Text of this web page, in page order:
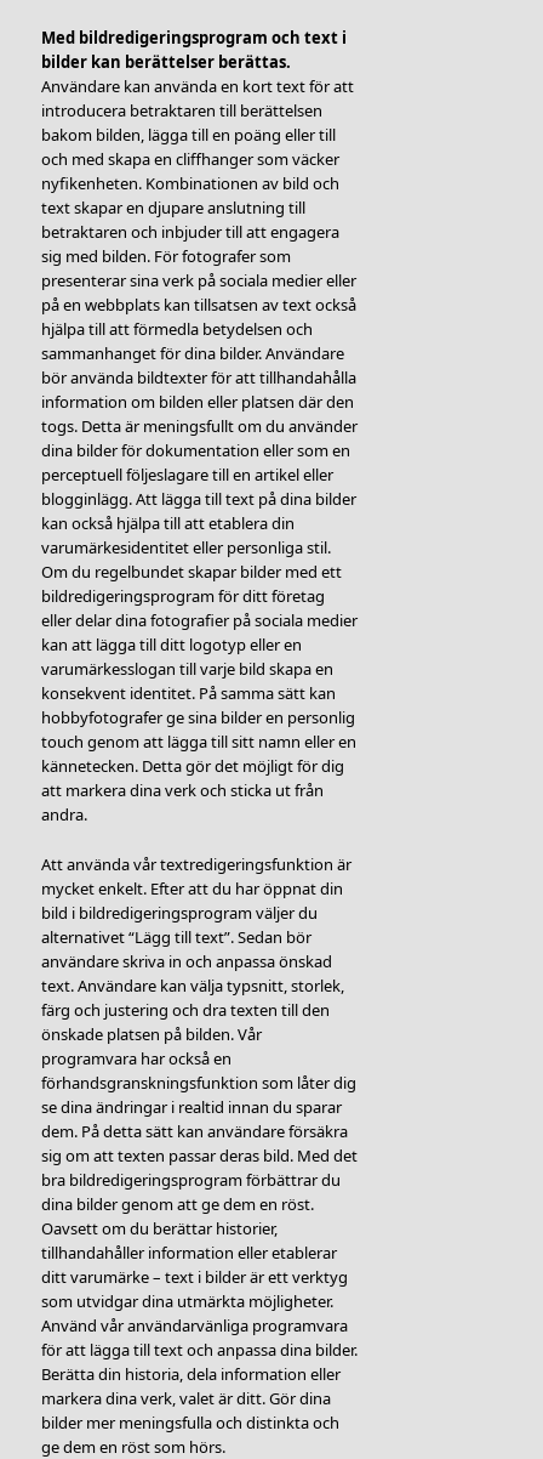
Med bildredigeringsprogram och text i
bilder kan berättelser berättas.
Användare kan använda en kort text för att
introducera betraktaren till berättelsen
bakom bilden, lägga till en poäng eller till
och med skapa en cliffhanger som väcker
nyfikenheten. Kombinationen av bild och
text skapar en djupare anslutning till
betraktaren och inbjuder till att engagera
sig med bilden. För fotografer som
presenterar sina verk på sociala medier eller
på en webbplats kan tillsatsen av text också
hjälpa till att förmedla betydelsen och
sammanhanget för dina bilder. Användare
bör använda bildtexter för att tillhandahålla
information om bilden eller platsen där den
togs. Detta är meningsfullt om du använder
dina bilder för dokumentation eller som en
perceptuell följeslagare till en artikel eller
blogginlägg. Att lägga till text på dina bilder
kan också hjälpa till att etablera din
varumärkesidentitet eller personliga stil.
Om du regelbundet skapar bilder med ett
bildredigeringsprogram för ditt företag
eller delar dina fotografier på sociala medier
kan att lägga till ditt logotyp eller en
varumärkesslogan till varje bild skapa en
konsekvent identitet. På samma sätt kan
hobbyfotografer ge sina bilder en personlig
touch genom att lägga till sitt namn eller en
kännetecken. Detta gör det möjligt för dig
att markera dina verk och sticka ut från
andra.
Att använda vår textredigeringsfunktion är
mycket enkelt. Efter att du har öppnat din
bild i bildredigeringsprogram väljer du
alternativet “Lägg till text”. Sedan bör
användare skriva in och anpassa önskad
text. Användare kan välja typsnitt, storlek,
färg och justering och dra texten till den
önskade platsen på bilden. Vår
programvara har också en
förhandsgranskningsfunktion som låter dig
se dina ändringar i realtid innan du sparar
dem. På detta sätt kan användare försäkra
sig om att texten passar deras bild. Med det
bra bildredigeringsprogram förbättrar du
dina bilder genom att ge dem en röst.
Oavsett om du berättar historier,
tillhandahåller information eller etablerar
ditt varumärke – text i bilder är ett verktyg
som utvidgar dina utmärkta möjligheter.
Använd vår användarvänliga programvara
för att lägga till text och anpassa dina bilder.
Berätta din historia, dela information eller
markera dina verk, valet är ditt. Gör dina
bilder mer meningsfulla och distinkta och
ge dem en röst som hörs.